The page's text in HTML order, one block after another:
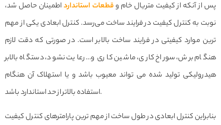
پس از آنکه از کیفیت متریال خام وقطعات استاندارداطمینان حاصل شد،
نوبت به کنترل کیفیت در فرایند ساخت می‌رسد. کنترل ابعادی یکی از مهم
ترین موارد کیفیتی در فرایند ساخت بالابر است. در صورتی که دقت لازم
هنگام برش، سوراخ کاری، ماشین کاری و… رعایت نشود، دستگاه بالابر
هیدرولیکی تولید شده می تواند معیوب باشد و یا استهلاک آن هنگام
استفاده بالاتر از حد استاندارد باشد.
بنابراین کنترل ابعادی در طول ساخت از مهم ترین پارامترهای کنترل کیفیت